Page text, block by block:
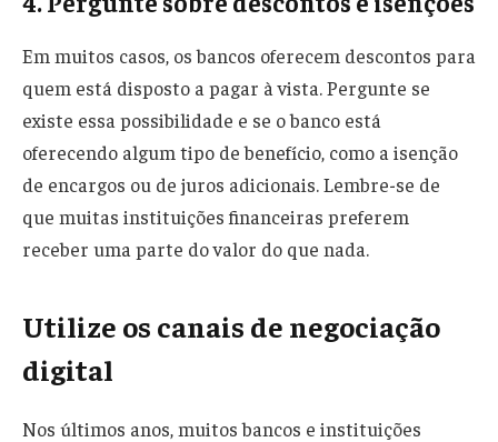
Em muitos casos, os bancos oferecem descontos para
quem está disposto a pagar à vista. Pergunte se
existe essa possibilidade e se o banco está
oferecendo algum tipo de benefício, como a isenção
de encargos ou de juros adicionais. Lembre-se de
que muitas instituições financeiras preferem
receber uma parte do valor do que nada.
Utilize os canais de negociação
digital
Nos últimos anos, muitos bancos e instituições